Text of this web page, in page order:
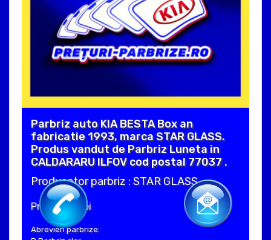
Parbriz auto KIA BESTA Box an
fabricatie 1993, marca STAR GLASS.
Produs vandut de Parbriz Luneta in
CALDARARU ILFOV cod postal 77037 .
Producator parbriz : STAR GLASS
Pret : 240 Lei
Abrevieri parbrize: